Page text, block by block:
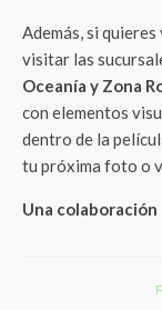
Además, si
visitar las
Oceanía y Zona
con elementos
dentro de la
tu próxima foto o
Una colaboración